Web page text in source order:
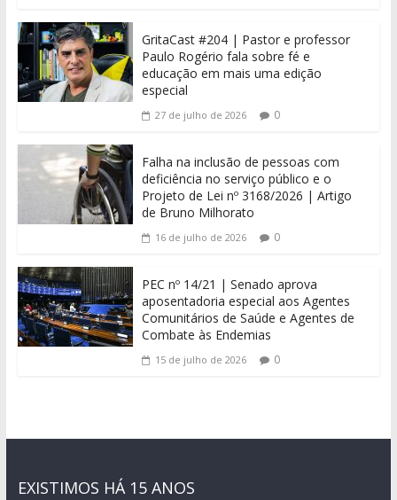
GritaCast #204 | Pastor e professor
Paulo Rogério fala sobre fé e
educação em mais uma edição
especial
27 de julho de 2026 0
Falha na inclusão de pessoas com
deficiência no serviço público e o
Projeto de Lei nº 3168/2026 | Artigo
de Bruno Milhorato
16 de julho de 2026 0
PEC nº 14/21 | Senado aprova
aposentadoria especial aos Agentes
Comunitários de Saúde e Agentes de
Combate às Endemias
15 de julho de 2026 0
EXISTIMOS HÁ 15 ANOS